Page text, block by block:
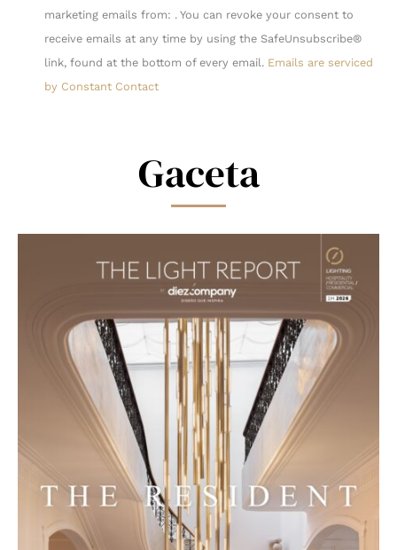
Contact
Use.
Please
leave
marketing emails from: . You can revoke your consent to
receive emails at any time by using the SafeUnsubscribe®
link, found at the bottom of every email. Emails are serviced
by Constant Contact
Gaceta